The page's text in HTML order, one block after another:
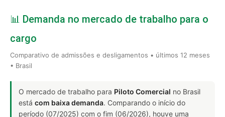
📊 Demanda no mercado de trabalho para o
cargo
Comparativo de admissões e desligamentos • últimos 12 meses
• Brasil
O mercado de trabalho para Piloto Comercial no Brasil
está com baixa demanda. Comparando o início do
período (07/2025) com o fim (06/2026), houve uma